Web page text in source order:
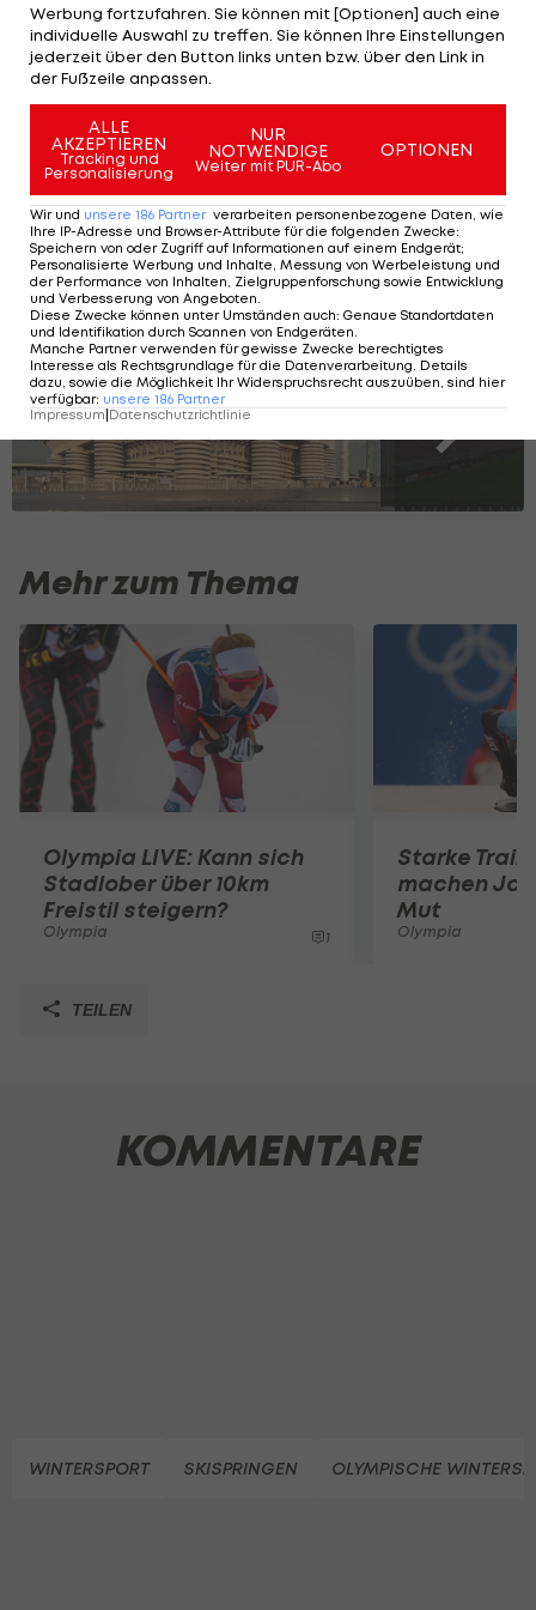
Für die restlichen Wettkämpfe im Einzel- und im
Teamwettbewerb von der Großschanze wird
Lasse Moilanen das Männer-Team begleiten, mit
Unterstützung von Frauen-Coach Ossi-Pekka Valta
sowie Sportdirektor Petter Kukkonen.
Diese Sportstätten herbergen die
Olympischen Spiele 2026
SLIDESHOW
STARTEN
Mehr zum Thema
Olympia LIVE: Kann sich
Stadlober über 10km
Freistil steigern?
Olympia 1
Starke
machen
Mut
Olympia
TEILEN
KOMMENTARE
WINTERSPORT SKISPRINGEN OLYMPISCHE
Werbung fortzufahren. Sie können mit [Optionen] auch eine
individuelle Auswahl zu treffen. Sie können Ihre Einstellungen
jederzeit über den Button links unten bzw. über den Link in
der Fußzeile anpassen.
ALLE
AKZEPTIEREN
Tracking und
Personalisierung
NUR
NOTWENDIGE
Weiter mit PUR-Abo
OPTIONEN
Wir und unsere 186 Partner verarbeiten personenbezogene Daten, wie
Ihre IP-Adresse und Browser-Attribute für die folgenden Zwecke:
Speichern von oder Zugriff auf Informationen auf einem Endgerät;
Personalisierte Werbung und Inhalte, Messung von Werbeleistung und
der Performance von Inhalten, Zielgruppenforschung sowie Entwicklung
und Verbesserung von Angeboten
Diese Zwecke können unter Umständen auch: Genaue Standortdaten
und Identifikation durch Scannen von Endgeräten
Manche Partner verwenden für gewisse Zwecke berechtigtes
Interesse als Rechtsgrundlage für die Datenverarbeitung. Details
dazu, sowie die Möglichkeit Ihr Widerspruchsrecht auszuüben, sind hier
verfügbar: unsere 186 Partner
Impressum|Datenschutzrichtlinie